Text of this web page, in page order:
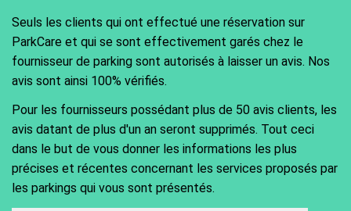
Seuls les clients qui ont effectué une réservation sur
ParkCare et qui se sont effectivement garés chez le
fournisseur de parking sont autorisés à laisser un avis. Nos
avis sont ainsi 100% vérifiés.
Pour les fournisseurs possédant plus de 50 avis clients, les
avis datant de plus d'un an seront supprimés. Tout ceci
dans le but de vous donner les informations les plus
précises et récentes concernant les services proposés par
les parkings qui vous sont présentés.